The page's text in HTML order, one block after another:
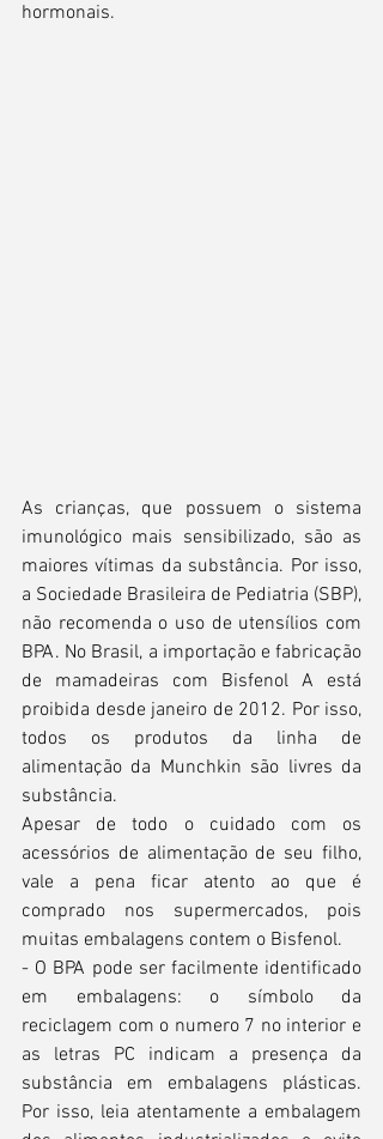
hormonais.
As crianças, que possuem o sistema
imunológico mais sensibilizado, são as
maiores vítimas da substância. Por isso,
a Sociedade Brasileira de Pediatria (SBP),
não recomenda o uso de utensílios com
BPA. No Brasil, a importação e fabricação
de mamadeiras com Bisfenol A está
proibida desde janeiro de 2012. Por isso,
todos os produtos da linha de
alimentação da Munchkin são livres da
substância.
Apesar de todo o cuidado com os
acessórios de alimentação de seu filho,
vale a pena ficar atento ao que é
comprado nos supermercados, pois
muitas embalagens contem o Bisfenol.
- O BPA pode ser facilmente identificado
em embalagens: o símbolo da
reciclagem com o numero 7 no interior e
as letras PC indicam a presença da
substância em embalagens plásticas.
Por isso, leia atentamente a embalagem